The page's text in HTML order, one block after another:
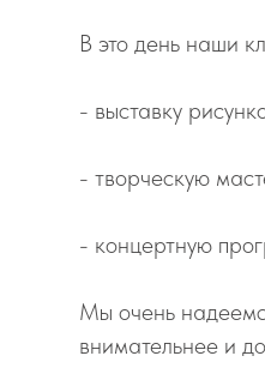
В это день наши
- выставку
- творческую
- концертную
Мы очень
внимательнее и